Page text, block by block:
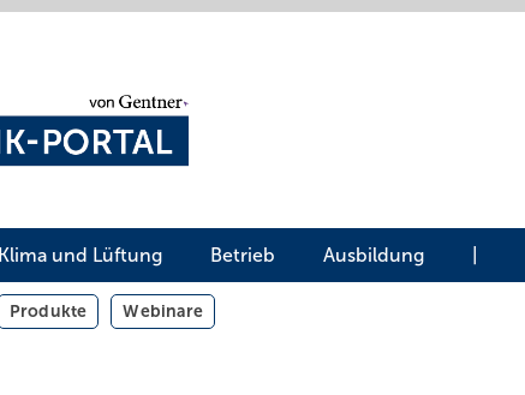
Klima und Lüftung Betrieb Ausbildung
Produkte Webinare